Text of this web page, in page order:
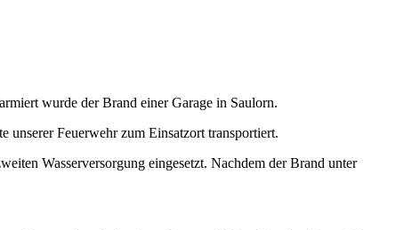
wurde der Brand einer Garage in Saulorn.
Feuerwehr zum Einsatzort transportiert.
Wasserversorgung eingesetzt. Nachdem der Brand unter